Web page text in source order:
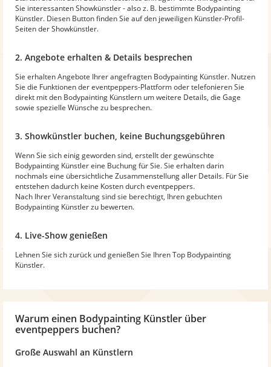
Sie interessanten Showkünstler - also z. B. bestimmte Bodypainting
Künstler. Diesen Button finden Sie auf den jeweiligen Künstler-Profil-
Seiten der Showkünstler.
2. Angebote erhalten & Details besprechen
Sie erhalten Angebote Ihrer angefragten Bodypainting Künstler. Nutzen
Sie die Funktionen der eventpeppers-Plattform oder telefonieren Sie
direkt mit den Bodypainting Künstlern um weitere Details, die Gage
sowie spezielle Wünsche zu besprechen.
3. Showkünstler buchen, keine Buchungsgebühren
Wenn Sie sich einig geworden sind, erstellt der gewünschte
Bodypainting Künstler eine Buchung für Sie. Sie erhalten darin
nochmals eine übersichtliche Zusammenstellung aller Details. Für Sie
entstehen dadurch keine Kosten durch eventpeppers.
Nach Ihrer Veranstaltung sind sie berechtigt, Ihren gebuchten
Bodypainting Künstler zu bewerten.
4. Live-Show genießen
Lehnen Sie sich zurück und genießen Sie Ihren Top Bodypainting
Künstler.
Warum einen Bodypainting Künstler über
eventpeppers buchen?
Große Auswahl an Künstlern